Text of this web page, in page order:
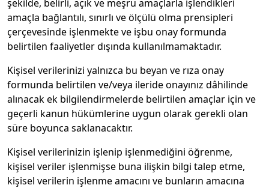
şekilde, belirli, açık ve meşru amaçlarla işlendikleri
amaçla bağlantılı, sınırlı ve ölçülü olma prensipleri
çerçevesinde işlenmekte ve işbu onay formunda
belirtilen faaliyetler dışında kullanılmamaktadır.
Kişisel verilerinizi yalnızca bu beyan ve rıza onay
formunda belirtilen ve/veya ileride onayınız dâhilinde
alınacak ek bilgilendirmelerde belirtilen amaçlar için ve
geçerli kanun hükümlerine uygun olarak gerekli olan
süre boyunca saklanacaktır.
Kişisel verilerinizin işlenip işlenmediğini öğrenme,
kişisel veriler işlenmişse buna ilişkin bilgi talep etme,
kişisel verilerin işlenme amacını ve bunların amacına